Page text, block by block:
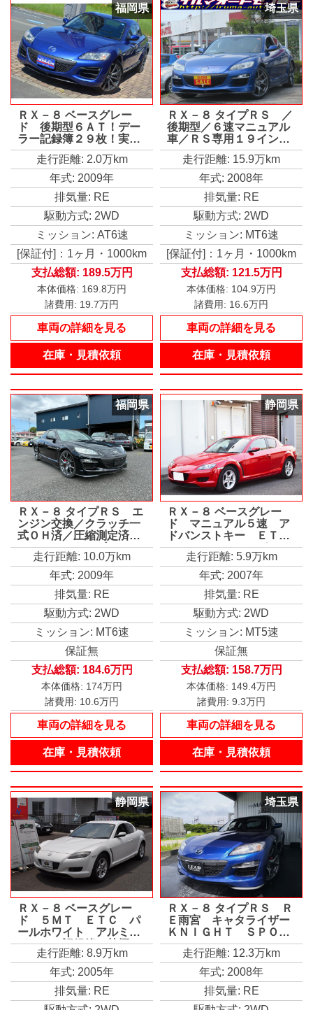
福岡県
ＲＸ－８ ベースグレー
ド 後期型６ＡＴ！デー
ラー記録簿２９枚！実走
行１９，７６８ｋｍ！Ｍ
ＯＰコンフォートパッケ
ージ！サイバーナビ！純
正ＯＰ＆カスタム総額６
１万以上！全国配送２１
７８０！車検令和１０年
５月まで！禁煙車！
走行距離: 2.0万km
年式: 2009年
排気量: RE
駆動方式: 2WD
ミッション: AT6速
[保証付]：1ヶ月・1000km
支払総額: 189.5万円
本体価格: 169.8万円
諸費用: 19.7万円
車両の詳細を見る
在庫・見積依頼
埼玉県
ＲＸ－８ タイプＲＳ ／
後期型／６速マニュアル
車／ＲＳ専用１９インチ
アルミホイール／ＨＩＤ
ヘッドライト／レカロハ
ーフレザーシート／スマ
ートキー／地デジ付ナビ
／バックカメラ・ＥＴＣ
付／禁煙車／修復歴なし
走行距離: 15.9万km
年式: 2008年
排気量: RE
駆動方式: 2WD
ミッション: MT6速
[保証付]：1ヶ月・1000km
支払総額: 121.5万円
本体価格: 104.9万円
諸費用: 16.6万円
車両の詳細を見る
在庫・見積依頼
福岡県
ＲＸ－８ タイプＲＳ エ
ンジン交換／クラッチ一
式ＯＨ済／圧縮測定済／
レカロシート／ビルシュ
タイン
走行距離: 10.0万km
年式: 2009年
排気量: RE
駆動方式: 2WD
ミッション: MT6速
保証無
支払総額: 184.6万円
本体価格: 174万円
諸費用: 10.6万円
車両の詳細を見る
在庫・見積依頼
静岡県
ＲＸ－８ ベースグレー
ド マニュアル５速 ア
ドバンストキー ＥＴ
Ｃ ＤＳＣ スーパーＬ
ＳＤ ＨＩＤヘッドライ
ト ２２５／５５／１
６ １６インチアルミホ
イール オートエアコ
ン Ｗエアバック ＡＢ
Ｓ イモビライザー 禁
煙車
走行距離: 5.9万km
年式: 2007年
排気量: RE
駆動方式: 2WD
ミッション: MT5速
保証無
支払総額: 158.7万円
本体価格: 149.4万円
諸費用: 9.3万円
車両の詳細を見る
在庫・見積依頼
静岡県
ＲＸ－８ ベースグレー
ド ５ＭＴ ＥＴＣ パ
ールホワイト アルミホ
イール 記録簿 禁煙
車 マニュアル
走行距離: 8.9万km
年式: 2005年
排気量: RE
埼玉県
ＲＸ－８ タイプＲＳ Ｒ
Ｅ雨宮 キャタライザー
ＫＮＩＧＨＴ ＳＰＯＲ
ＴＳ マフラー ＬＡＲ
ＧＵＳ 車高調 Ｓｔｒ
ａｄａ ナビ 純正 １
９インチホイール
走行距離: 12.3万km
年式: 2008年
排気量: RE